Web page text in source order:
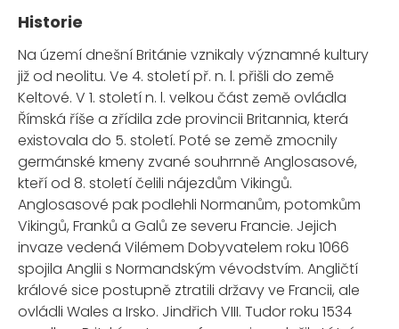
Historie
Na území dnešní Británie vznikaly významné kultury
již od neolitu. Ve 4. století př. n. l. přišli do země
Keltové. V 1. století n. l. velkou část země ovládla
Římská říše a zřídila zde provincii Britannia, která
existovala do 5. století. Poté se země zmocnily
germánské kmeny zvané souhrnně Anglosasové,
kteří od 8. století čelili nájezdům Vikingů.
Anglosasové pak podlehli Normanům, potomkům
Vikingů, Franků a Galů ze severu Francie. Jejich
invaze vedená Vilémem Dobyvatelem roku 1066
spojila Anglii s Normandským vévodstvím. Angličtí
králové sice postupně ztratili državy ve Francii, ale
ovládli Wales a Irsko. Jindřich VIII. Tudor roku 1534